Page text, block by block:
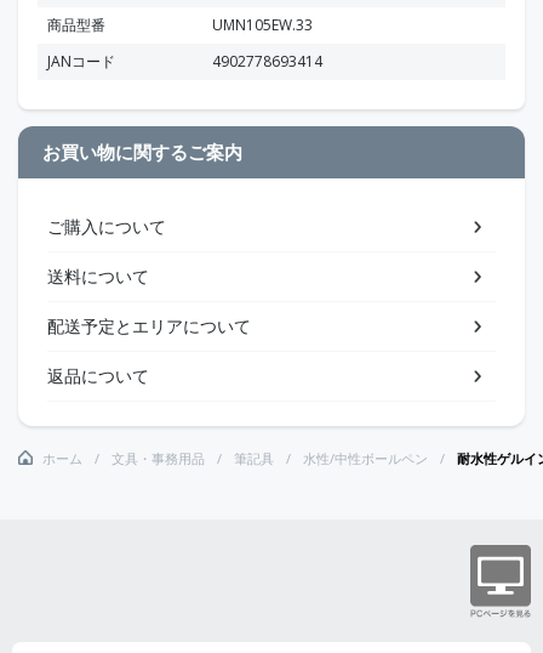
商品型番
UMN105EW.33
JANコード
4902778693414
お買い物に関するご案内
ご購入について
送料について
配送予定とエリアについて
返品について
ホーム 文具・事務用品 筆記具 水性/中性ボールペン 耐水性ゲル